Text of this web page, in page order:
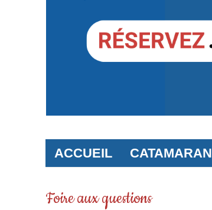
ACCUEIL CATAMARAN
Foire aux questions